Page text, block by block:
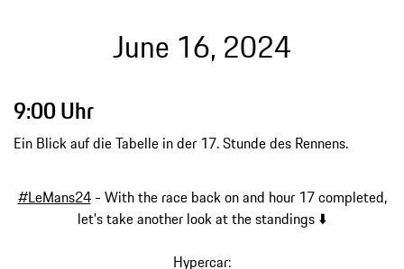
June 16, 2024
9:00 Uhr
Ein Blick auf die Tabelle in der 17. Stunde des Rennens.
#LeMans24- With the race back on and hour 17 completed,
let's take another look at the standings ⬇️
Hypercar: